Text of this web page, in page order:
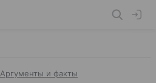
Аргументы и факты